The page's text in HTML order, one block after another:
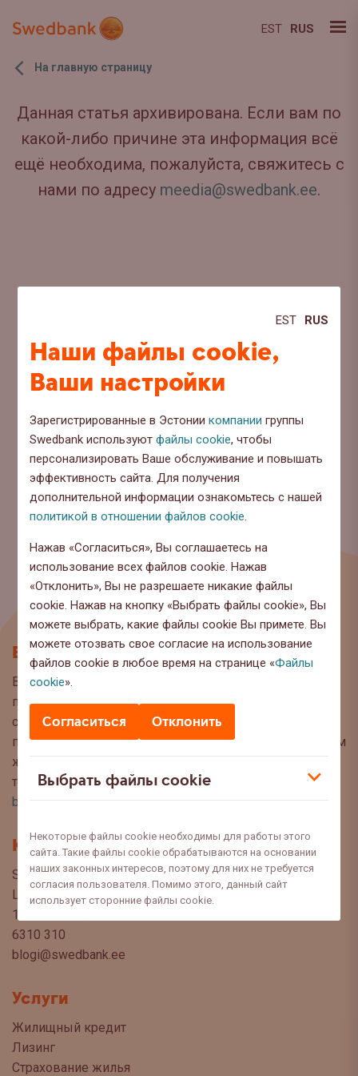
EST RUS
Наши файлы cookie,
Ваши настройки
Зарегистрированные в Эстониикомпании группы
Swedbank используютфайлы cookie, чтобы
персонализировать Ваше обслуживание и повышать
эффективность сайта. Для получения
дополнительной информации ознакомьтесь с нашей
политикой в отношении файлов cookie.
Нажав «Согласиться», Вы соглашаетесь на
использование всех файлов cookie. Нажав
«Отклонить», Вы не разрешаете никакие файлы
cookie. Нажав на кнопку «Выбрать файлы cookie», Вы
можете выбрать, какие файлы cookie Вы примете. Вы
можете отозвать свое согласие на использование
файлов cookie в любое время на странице «Файлы
cookie».
Согласиться Отклонить
Выбрать файлы cookie
Некоторые файлы cookie необходимы для работы этого
сайта. Такие файлы cookie обрабатываются на основании
наших законных интересов, поэтому для них не требуется
согласия пользователя. Помимо этого, данный сайт
использует сторонние файлы cookie.
EST RUS
На главную страницу
Данная статья архивирована. Если вам по
какой-либо причине эта информация всё
ещё необходима, пожалуйста, свяжитесь с
нами по адресу meedia@swedbank.ee.
Блог
Вы находитесь на странице блога Swedbank, где мы
публикуем интересную информацию и полезные
советы, чтобы Вы могли сделать осознанный выбор
при управлении своими финансами. Мы с нетерпением
ждём Ваших вопросов, предложений и мнений по
темам, которые Вы хотели бы прочитать в этом блоге:
blog@swedbank.ee.
Контакт
Swedbank AS
Liivalaia 34
15040 Tallinn, Estonia
6310 310
blogi@swedbank.ee
Услуги
Жилищный кредит
Лизинг
Страхование жилья